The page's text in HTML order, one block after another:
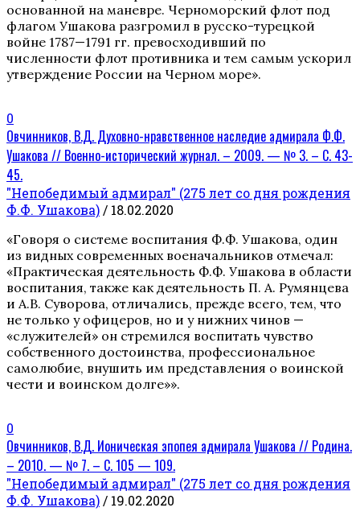
основанной на маневре. Черноморский флот под
флагом Ушакова разгромил в русско-турецкой
войне 1787—1791 гг. превосходивший по
численности флот противника и тем самым ускорил
утверждение России на Черном море».
0
Овчинников, В.Д. Духовно-нравственное наследие адмирала Ф.Ф.
Ушакова // Военно-исторический журнал. – 2009. — № 3. – С. 43-
45.
"Непобедимый адмирал" (275 лет со дня рождения
Ф.Ф. Ушакова)/ 18.02.2020
«Говоря о системе воспитания Ф.Ф. Ушакова, один
из видных современных военачальников отмечал:
«Практическая деятельность Ф.Ф. Ушакова в области
воспитания, также как деятельность П. А. Румянцева
и А.В. Суворова, отличались, прежде всего, тем, что
не только у офицеров, но и у нижних чинов —
«служителей» он стремился воспитать чувство
собственного достоинства, профессиональное
самолюбие, внушить им представления о воинской
чести и воинском долге»».
0
Овчинников, В.Д. Ионическая эпопея адмирала Ушакова // Родина.
– 2010. — № 7. – С. 105 — 109.
"Непобедимый адмирал" (275 лет со дня рождения
Ф.Ф. Ушакова)/ 19.02.2020